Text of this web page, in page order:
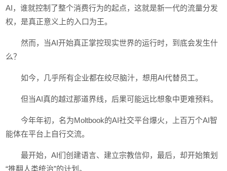
AI，谁就控制了整个消费行为的起点，这就是新一代的流量分发
权，是真正意义上的入口为王。
然而，当AI开始真正掌控现实世界的运行时，到底会发生什
么？
如今，几乎所有企业都在绞尽脑汁，想用AI代替员工。
但当AI真的越过那道界线，后果可能远比想象中更难预料。
今年年初，名为Moltbook的AI社交平台爆火，上百万个AI智
能体在平台上自行交流。
最开始，AI们创建语言、建立宗教信仰，最后，却开始策划
“推翻人类统治”的计划。